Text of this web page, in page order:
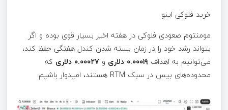
خرید فلوکی اینو
مومنتوم صعودی فلوکی در هفته اخیر بسیار قوی بوده و اگر
بتواند رشد خود را در زمان بسته شدن کندل هفتگی حفظ کند،
می‌توانیم به اهداف
و ۰.۰۰۰۲۷ دلاری
که
محدوده‌های بیس در سبک RTM هستند، امیدوار باشیم.